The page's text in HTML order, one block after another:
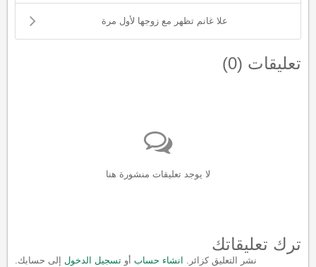
علا غانم تظهر مع زوجها لأول مرة
تعليقات (0
)
لا يوجد تعليقات منشورة هنا
ترك تعليقاتك
نشر التعليق كزائر. انشاء حساب أو تسجيل الدخول إلى حسابك.